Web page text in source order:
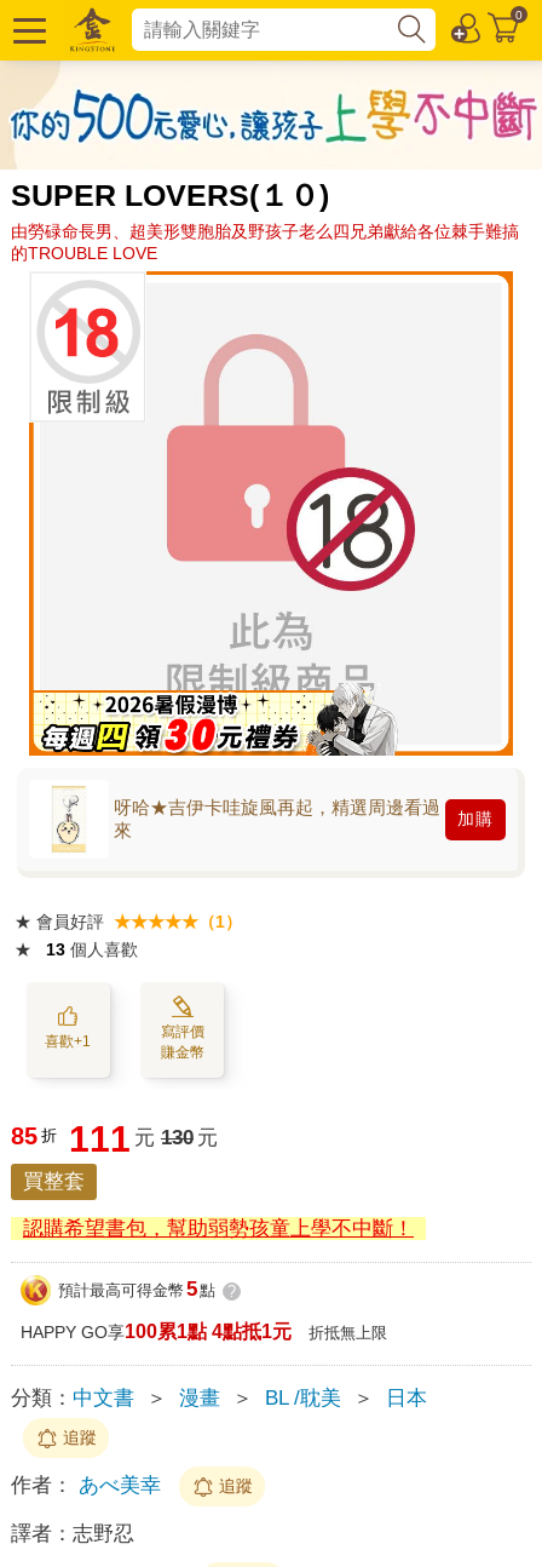
0
SUPER LOVERS(１０)
由勞碌命長男、超美形雙胞胎及野孩子老么四兄弟獻給各位棘手難搞
的TROUBLE LOVE
呀哈★吉伊卡哇旋風再起，精選周邊看過
來
加購
★ 會員好評 ★★★★★（1）
★
13 個人喜歡
喜歡+1
寫評價
賺金幣
85 折 111 元 130 元
買整套
認購希望書包，幫助弱勢孩童上學不中斷！
預計最高可得金幣 5點 ?
HAPPY GO享100累1點 4點抵1元 折抵無上限
分類： 中文書 ＞ 漫畫 ＞ BL /耽美 ＞ 日本
追蹤
作者： あべ美幸 追蹤
譯者： 志野忍